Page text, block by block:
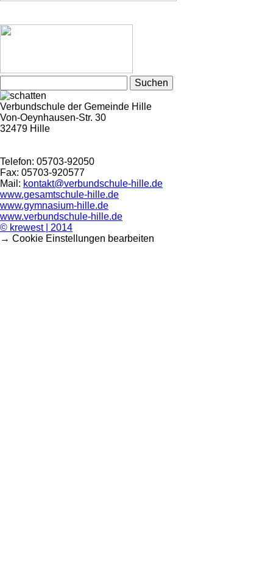
nach:
Verbundschule der Gemeinde Hille
Von-Oeynhausen-Str. 30
32479 Hille
Telefon: 05703-92050
Fax: 05703-920577
Mail: kontakt@verbundschule-hille.de
www.gesamtschule-hille.de
www.gymnasium-hille.de
www.verbundschule-hille.de
© krewest | 2014
→ Cookie Einstellungen bearbeiten